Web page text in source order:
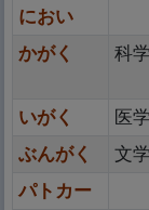
におい
かがく
科学
いがく 医学
ぶんがく
文学
パトカー